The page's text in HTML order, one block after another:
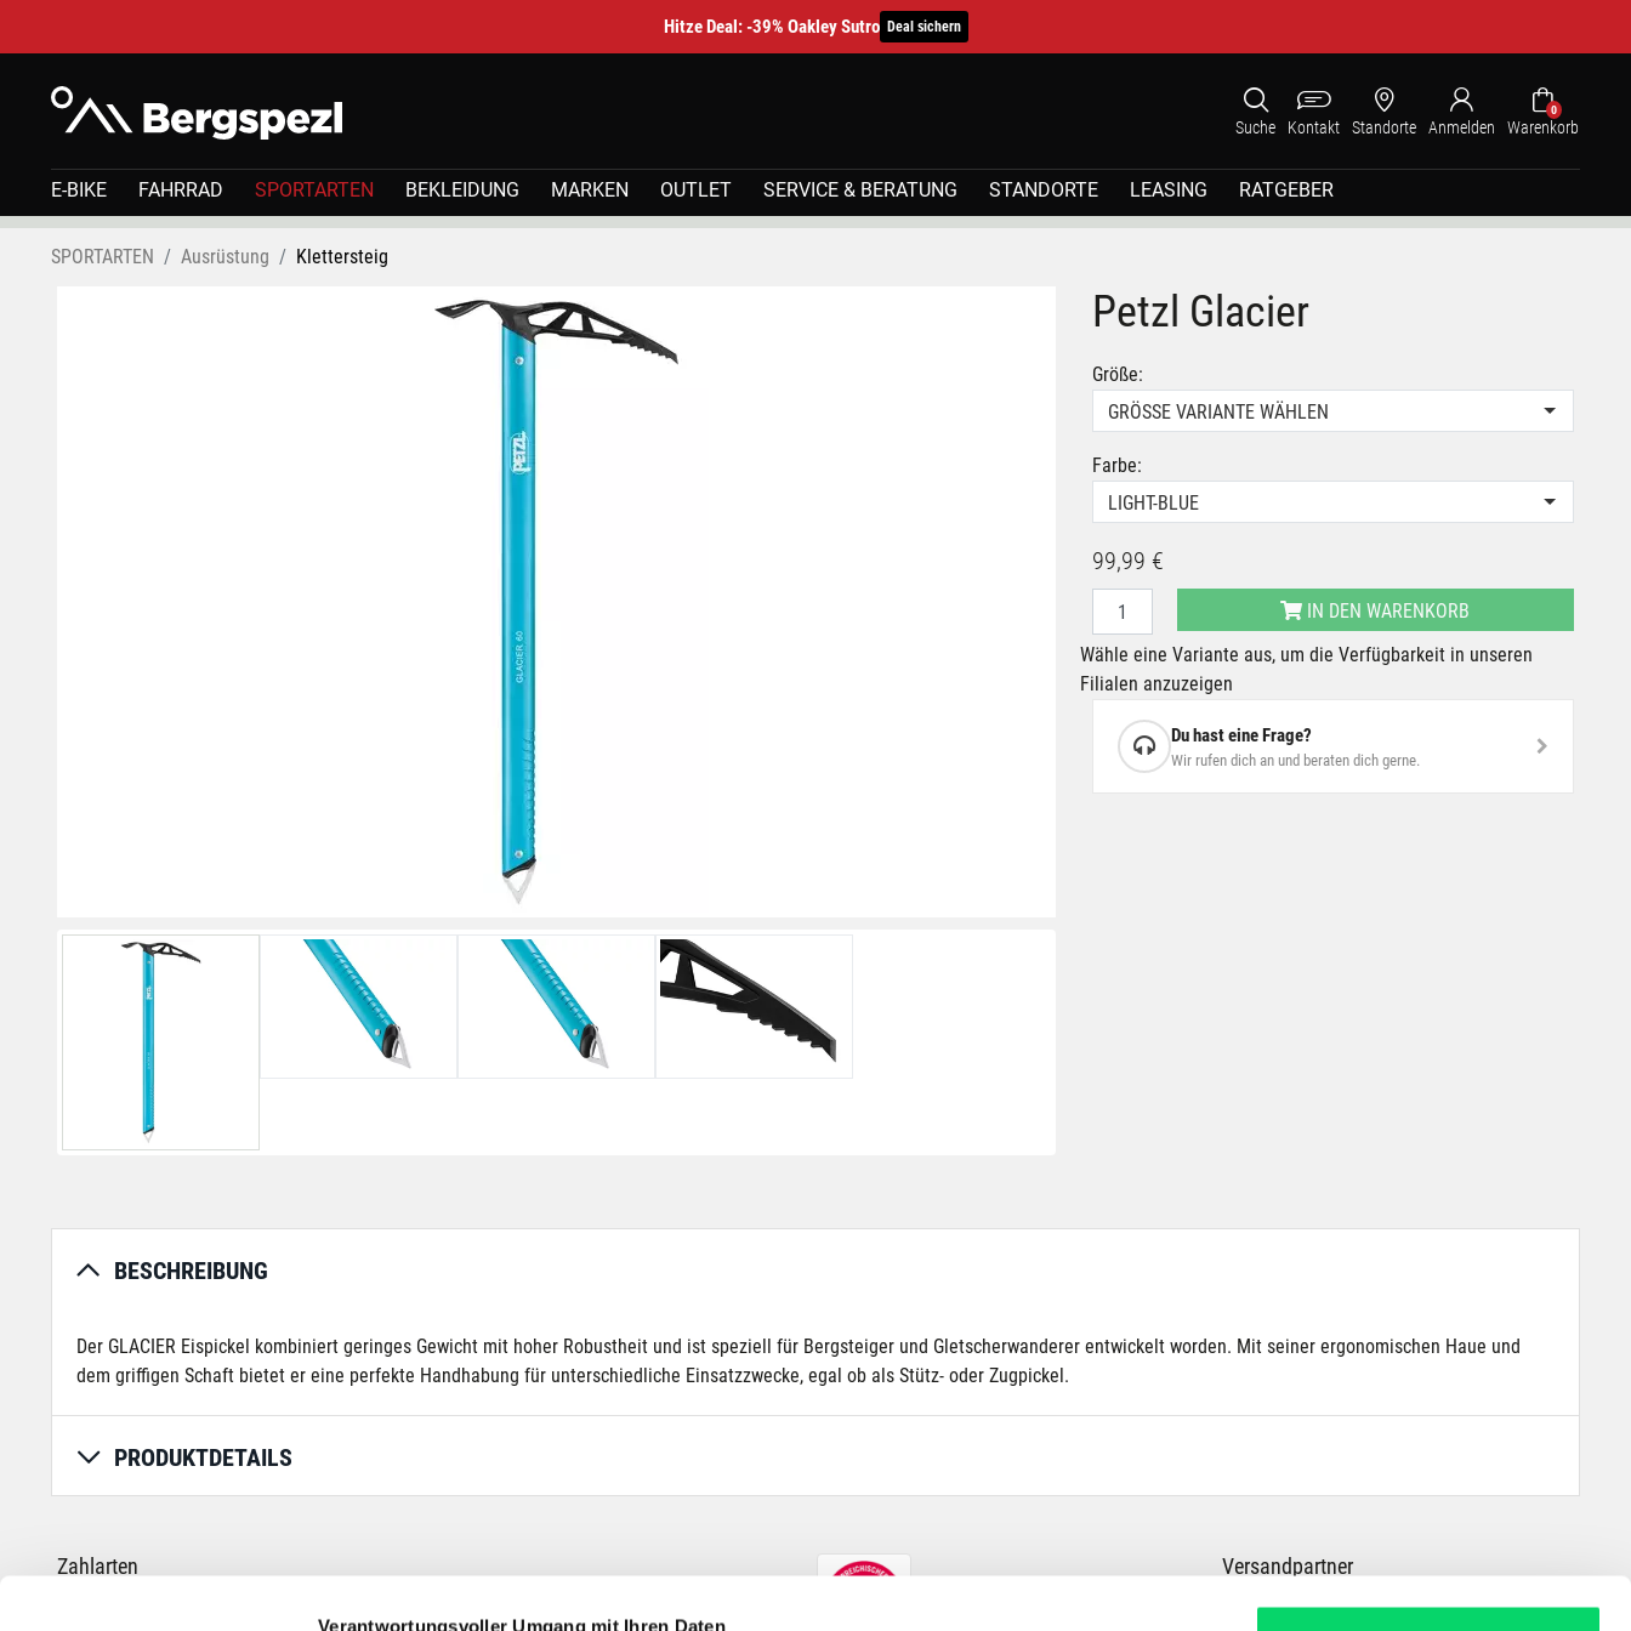
Verantwortungsvoller Umgang mit Ihren Daten
Hitze Deal: -39% Oakley Sutro Deal sichern
Suche Kontakt Standorte Anmelden
0
Warenkorb
E-BIKE FAHRRAD SPORTARTEN BEKLEIDUNG MARKEN OUTLET SERVICE & BERATUNG STANDORTE LEASING RATGEBER
SPORTARTEN Ausrüstung Klettersteig
Petzl Glacier
Größe:
GRÖSSE VARIANTE WÄHLEN
Farbe:
LIGHT-BLUE
99,99 €
IN DEN WARENKORB
Wähle eine Variante aus, um die Verfügbarkeit in unseren
Filialen anzuzeigen
Du hast eine Frage?
Wir rufen dich an und beraten dich gerne.
BESCHREIBUNG
Der GLACIER Eispickel kombiniert geringes Gewicht mit hoher Robustheit und ist speziell für Bergsteiger und Gletscherwanderer entwickelt worden. Mit seiner ergonomischen Haue und
dem griffigen Schaft bietet er eine perfekte Handhabung für unterschiedliche Einsatzzwecke, egal ob als Stütz- oder Zugpickel.
PRODUKTDETAILS
Zahlarten Versandpartner